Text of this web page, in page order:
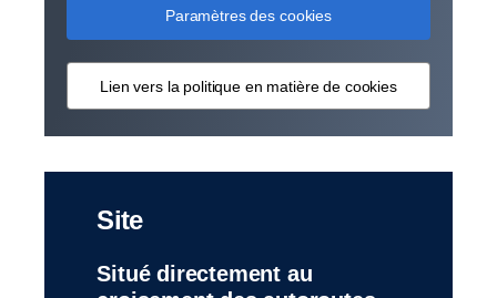
Paramètres des cookies
Lien vers la politique en matière de cookies
Site
Situé directement au